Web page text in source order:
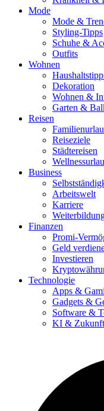
Mode
Mode &
Styling-Tipps
Schuhe &
Outfits
Wohnen
Dekoration
Wohnen &
Garten &
Reisen
Reiseziele
Städtereisen
Business
Arbeitswelt
Karriere
Finanzen
Promi-
Geld
Investieren
Technologie
Apps &
Gadgets &
Software &
KI &